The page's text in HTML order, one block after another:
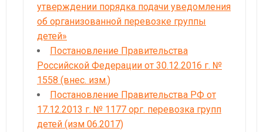
утверждении порядка подачи уведомления
об организованной перевозке группы
детей»
Постановление Правительства
Российской Федерации от 30.12.2016 г. №
1558 (внес. изм.)
Постановление Правительства РФ от
17.12.2013 г. № 1177 орг. перевозка групп
детей (изм 06.2017)